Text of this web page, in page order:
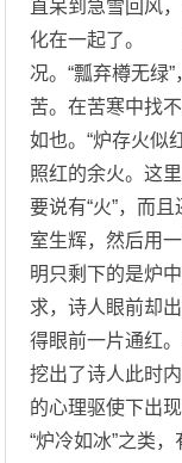
直呆到急雪回风
化在一起了。
况。“瓢弃樽无绿
苦。在苦寒中找
如也。“炉存火似
照红的余火。这
要说有“火”，而
室生辉，然后用
明只剩下的是炉
求，诗人眼前却
得眼前一片通红
挖出了诗人此时
的心理驱使下出
“炉冷如冰”之类